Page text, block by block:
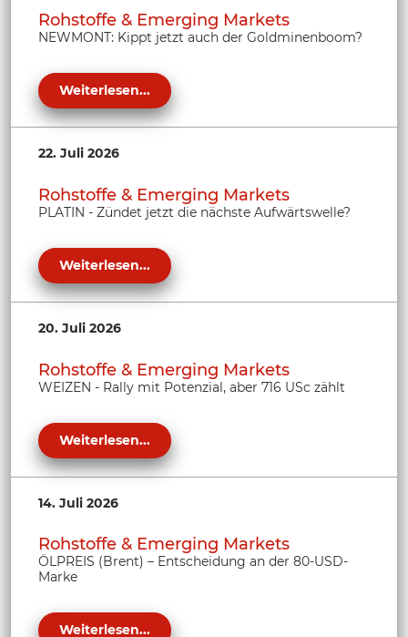
Rohstoffe & Emerging Markets
NEWMONT: Kippt jetzt auch der Goldminenboom?
Weiterlesen...
22. Juli 2026
Rohstoffe & Emerging Markets
PLATIN - Zündet jetzt die nächste Aufwärtswelle?
Weiterlesen...
20. Juli 2026
Rohstoffe & Emerging Markets
WEIZEN - Rally mit Potenzial, aber 716 USc zählt
Weiterlesen...
14. Juli 2026
Rohstoffe & Emerging Markets
ÖLPREIS (Brent) – Entscheidung an der 80-USD-
Marke
Weiterlesen...